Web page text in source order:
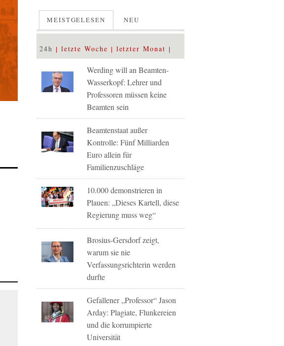
MEISTGELESEN NEU
24h letzte Woche letzter Monat
Werding will an Beamten-
Wasserkopf: Lehrer und
Professoren müssen keine
Beamten sein
Beamtenstaat außer
Kontrolle: Fünf Milliarden
Euro allein für
Familienzuschläge
10.000 demonstrieren in
Plauen: „Dieses Kartell, diese
Regierung muss weg“
Brosius-Gersdorf zeigt,
warum sie nie
Verfassungsrichterin werden
durfte
Gefallener „Professor“ Jason
Arday: Plagiate, Flunkereien
und die korrumpierte
Universität